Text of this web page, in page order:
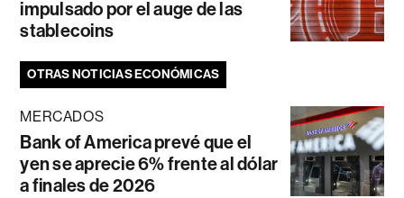
impulsado por el auge de las
stablecoins
OTRAS NOTICIAS ECONÓMICAS
MERCADOS
Bank of America prevé que el
yen se aprecie 6% frente al dólar
a finales de 2026